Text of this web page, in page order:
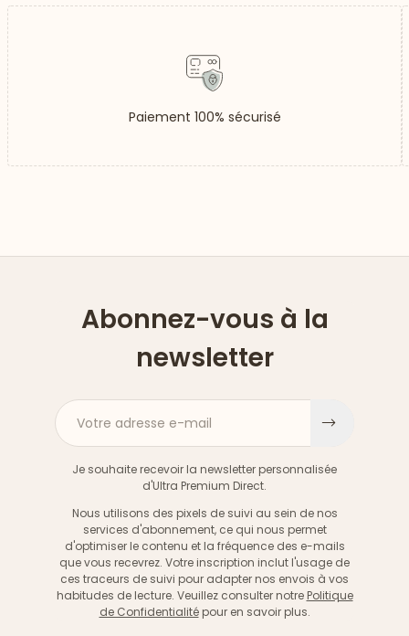
Paiement 100% sécurisé
Abonnez-vous à la
newsletter
Votre adresse e-mail
Je souhaite recevoir la newsletter personnalisée
d'Ultra Premium Direct.
Nous utilisons des pixels de suivi au sein de nos
services d'abonnement, ce qui nous permet
d'optimiser le contenu et la fréquence des e-mails
que vous recevrez. Votre inscription inclut l'usage de
ces traceurs de suivi pour adapter nos envois à vos
habitudes de lecture. Veuillez consulter notre Politique
de Confidentialitépour en savoir plus.